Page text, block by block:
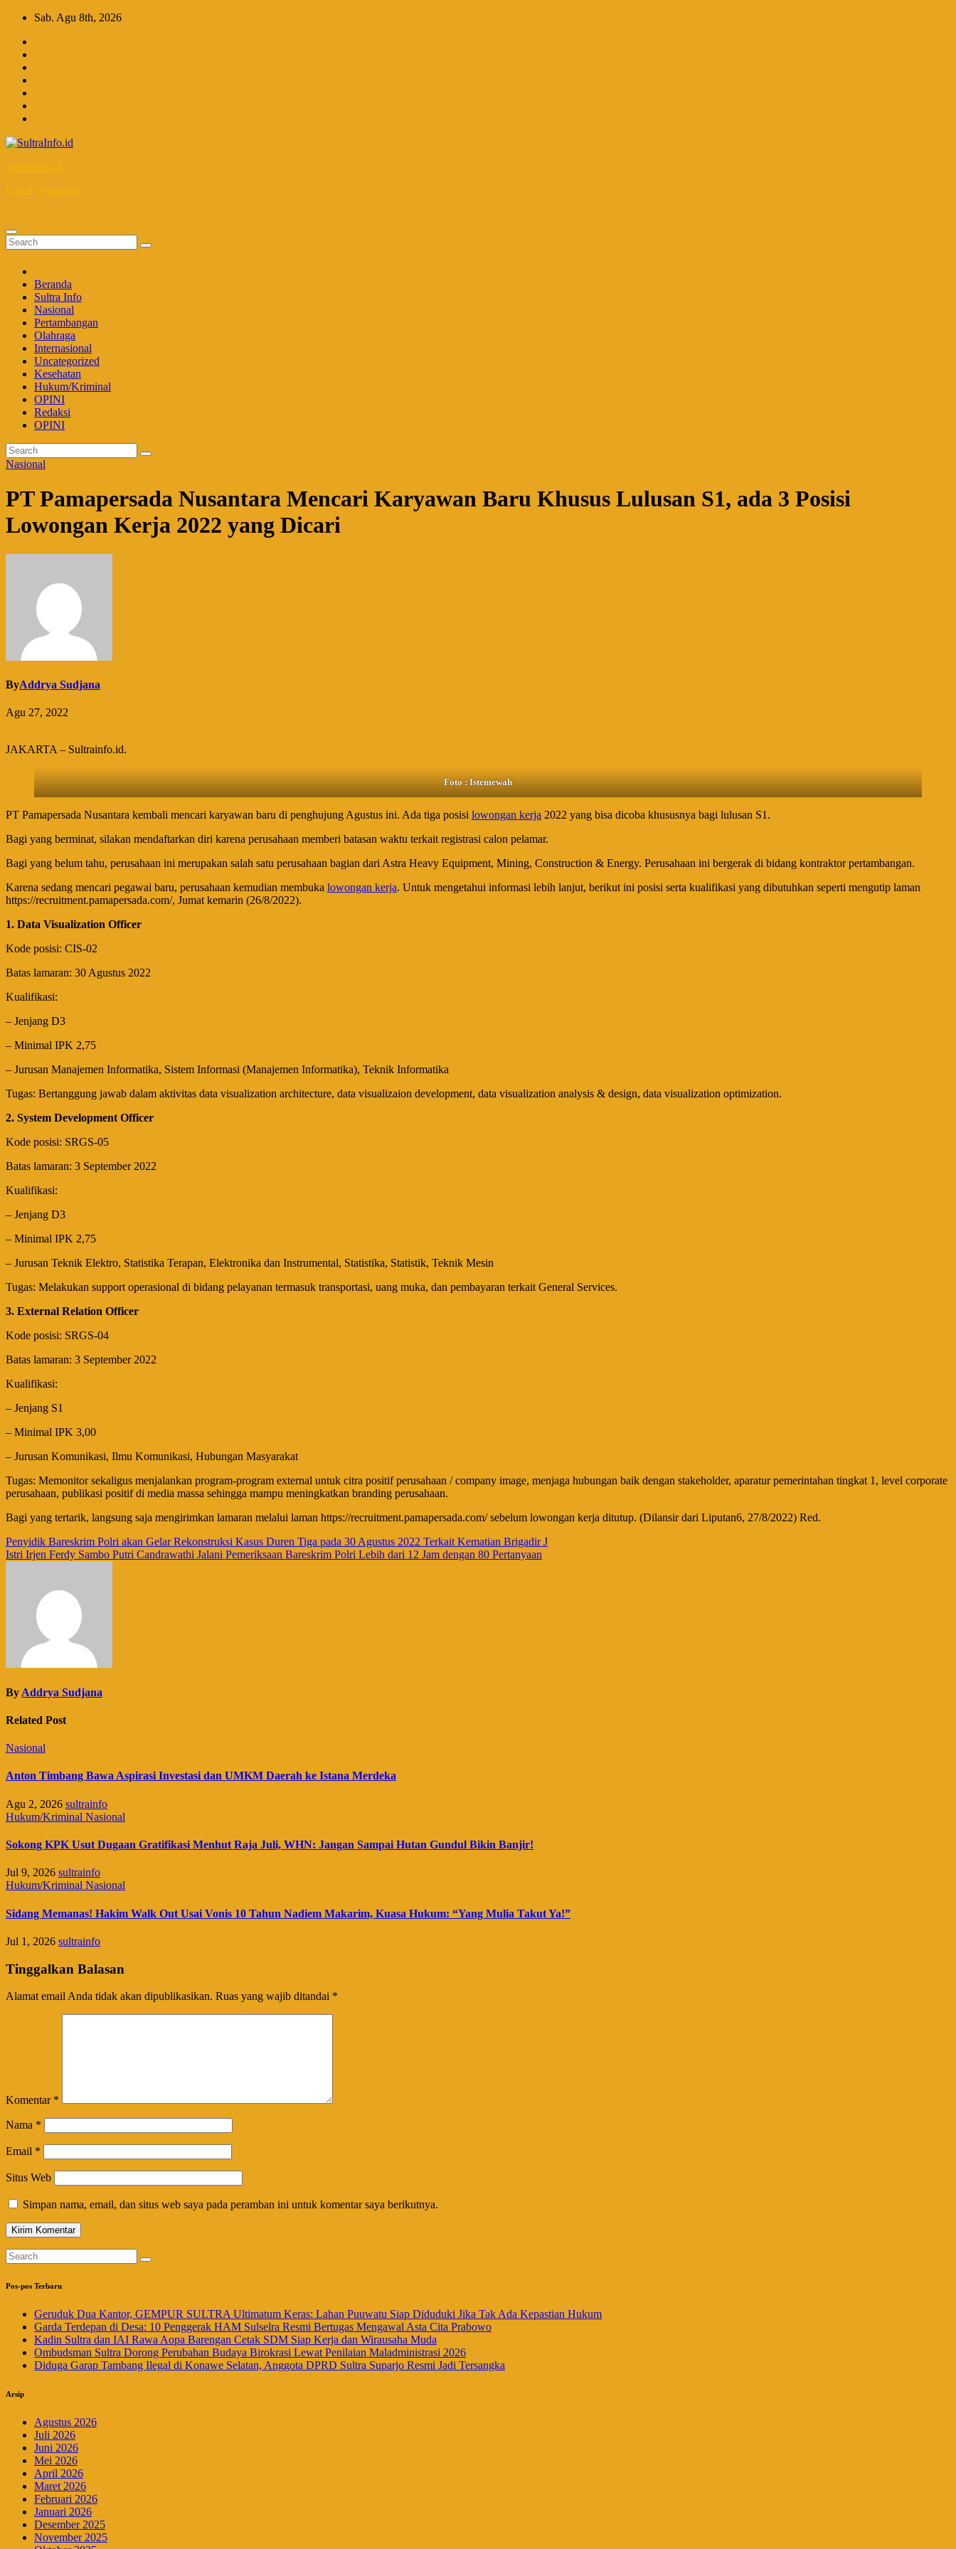
Skip
content
Sab. Agu 8th, 2026
SultraInfo.id
Kabar Terupdate
Beranda
Sultra Info
Nasional
Pertambangan
Olahraga
Internasional
Uncategorized
Kesehatan
Hukum/Kriminal
OPINI
Redaksi
OPINI
Nasional
PT Pamapersada Nusantara Mencari Karyawan Baru Khusus Lulusan S1, ada 3 Posisi
Lowongan Kerja 2022 yang Dicari
ByAddrya Sudjana
Agu 27, 2022
JAKARTA – Sultrainfo.id.
Foto : Istemewah
PT Pamapersada Nusantara kembali mencari karyawan baru di penghujung Agustus ini. Ada tiga posisi lowongan kerja 2022 yang bisa dicoba khususnya bagi lulusan S1.
Bagi yang berminat, silakan mendaftarkan diri karena perusahaan memberi batasan waktu terkait registrasi calon pelamar.
Bagi yang belum tahu, perusahaan ini merupakan salah satu perusahaan bagian dari Astra Heavy Equipment, Mining, Construction & Energy. Perusahaan ini bergerak di bidang kontraktor pertambangan.
Karena sedang mencari pegawai baru, perusahaan kemudian membuka lowongan kerja. Untuk mengetahui informasi lebih lanjut, berikut ini posisi serta kualifikasi yang dibutuhkan seperti mengutip laman
https://recruitment.pamapersada.com/, Jumat kemarin (26/8/2022).
1. Data Visualization Officer
Kode posisi: CIS-02
Batas lamaran: 30 Agustus 2022
Kualifikasi:
– Jenjang D3
– Minimal IPK 2,75
– Jurusan Manajemen Informatika, Sistem Informasi (Manajemen Informatika), Teknik Informatika
Tugas: Bertanggung jawab dalam aktivitas data visualization architecture, data visualizaion development, data visualization analysis & design, data visualization optimization.
2. System Development Officer
Kode posisi: SRGS-05
Batas lamaran: 3 September 2022
Kualifikasi:
– Jenjang D3
– Minimal IPK 2,75
– Jurusan Teknik Elektro, Statistika Terapan, Elektronika dan Instrumental, Statistika, Statistik, Teknik Mesin
Tugas: Melakukan support operasional di bidang pelayanan termasuk transportasi, uang muka, dan pembayaran terkait General Services.
3. External Relation Officer
Kode posisi: SRGS-04
Batas lamaran: 3 September 2022
Kualifikasi:
– Jenjang S1
– Minimal IPK 3,00
– Jurusan Komunikasi, Ilmu Komunikasi, Hubungan Masyarakat
Tugas: Memonitor sekaligus menjalankan program-program external untuk citra positif perusahaan / company image, menjaga hubungan baik dengan stakeholder, aparatur pemerintahan tingkat 1, level corporate
perusahaan, publikasi positif di media massa sehingga mampu meningkatkan branding perusahaan.
Bagi yang tertarik, langsung saja mengirimkan lamaran melalui laman https://recruitment.pamapersada.com/ sebelum lowongan kerja ditutup. (Dilansir dari Liputan6, 27/8/2022) Red.
Navigasi
pos
Penyidik Bareskrim Polri akan Gelar Rekonstruksi Kasus Duren Tiga pada 30 Agustus 2022 Terkait Kematian Brigadir J
Istri Irjen Ferdy Sambo Putri Candrawathi Jalani Pemeriksaan Bareskrim Polri Lebih dari 12 Jam dengan 80 Pertanyaan
By Addrya Sudjana
Related Post
Nasional
Anton Timbang Bawa Aspirasi Investasi dan UMKM Daerah ke Istana Merdeka
Agu 2, 2026 sultrainfo
Hukum/Kriminal Nasional
Sokong KPK Usut Dugaan Gratifikasi Menhut Raja Juli, WHN: Jangan Sampai Hutan Gundul Bikin Banjir!
Jul 9, 2026 sultrainfo
Hukum/Kriminal Nasional
Sidang Memanas! Hakim Walk Out Usai Vonis 10 Tahun Nadiem Makarim, Kuasa Hukum: “Yang Mulia Takut Ya!”
Jul 1, 2026 sultrainfo
Tinggalkan Balasan
Alamat email Anda tidak akan dipublikasikan. Ruas yang wajib ditandai *
Komentar *
Nama *
Email *
Situs Web
Simpan nama, email, dan situs web saya pada peramban ini untuk komentar saya berikutnya.
Pos-pos Terbaru
Geruduk Dua Kantor, GEMPUR SULTRA Ultimatum Keras: Lahan Puuwatu Siap Diduduki Jika Tak Ada Kepastian Hukum
Garda Terdepan di Desa: 10 Penggerak HAM Sulselra Resmi Bertugas Mengawal Asta Cita Prabowo
Kadin Sultra dan IAI Rawa Aopa Barengan Cetak SDM Siap Kerja dan Wirausaha Muda
Ombudsman Sultra Dorong Perubahan Budaya Birokrasi Lewat Penilaian Maladministrasi 2026
Diduga Garap Tambang Ilegal di Konawe Selatan, Anggota DPRD Sultra Suparjo Resmi Jadi Tersangka
Arsip
Agustus 2026
Juli 2026
Juni 2026
Mei 2026
April 2026
Maret 2026
Februari 2026
Januari 2026
Desember 2025
November 2025